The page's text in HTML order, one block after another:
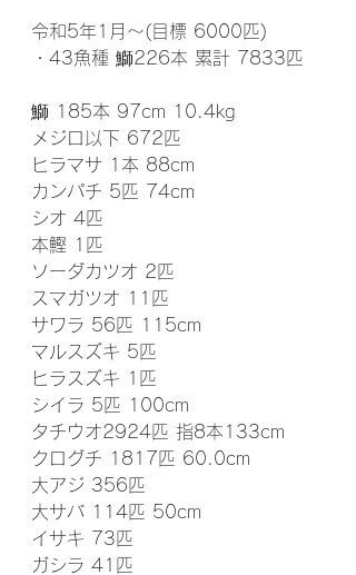
令和5年1月～(目標 6000匹)
・43魚種 鰤226本 累計 7833匹
鰤 185本 97cm 10.4kg
メジロ以下 672匹
ヒラマサ 1本 88cm
カンパチ 5匹 74cm
シオ 4匹
本鰹 1匹
ソーダカツオ 2匹
スマガツオ 11匹
サワラ 56匹 115cm
マルスズキ 5匹
ヒラスズキ 1匹
シイラ 5匹 100cm
タチウオ2924匹 指8本133cm
クログチ 1817匹 60.0cm
大アジ 356匹
大サバ 114匹 50cm
イサキ 73匹
ガシラ 41匹